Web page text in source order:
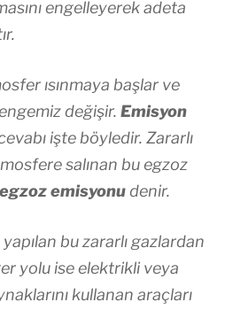
engelleyerek adeta
ısınmaya başlar ve
değişir. Emisyon
işte böyledir. Zararlı
salınan bu egzoz
egzoz emisyonudenir.
yapılan bu zararlı gazlardan
yolu ise elektrikli veya
kullanan araçları